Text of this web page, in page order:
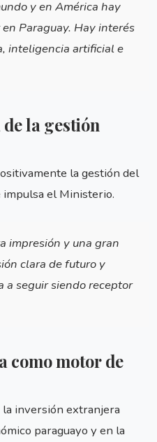
y en América hay
Paraguay. Hay interés
inteligencia artificial e
la gestión
la gestión del
el Ministerio.
impresión y una gran
clara de futuro y
a seguir siendo receptor
como motor de
inversión extranjera
paraguayo y en la